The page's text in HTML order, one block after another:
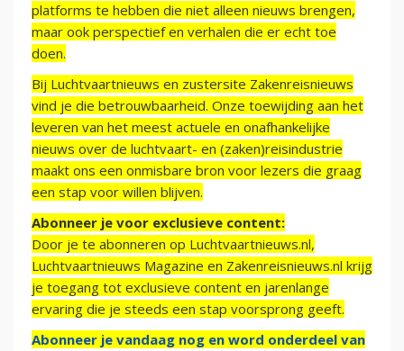
platforms te hebben die niet alleen nieuws brengen,
maar ook perspectief en verhalen die er echt toe
doen.
Bij Luchtvaartnieuws en zustersite Zakenreisnieuws
vind je die betrouwbaarheid. Onze toewijding aan het
leveren van het meest actuele en onafhankelijke
nieuws over de luchtvaart- en (zaken)reisindustrie
maakt ons een onmisbare bron voor lezers die graag
een stap voor willen blijven.
Abonneer je voor exclusieve content:
Door je te abonneren op Luchtvaartnieuws.nl,
Luchtvaartnieuws Magazine en Zakenreisnieuws.nl krijg
je toegang tot exclusieve content en jarenlange
ervaring die je steeds een stap voorsprong geeft.
Abonneer je vandaag nog en word onderdeel van